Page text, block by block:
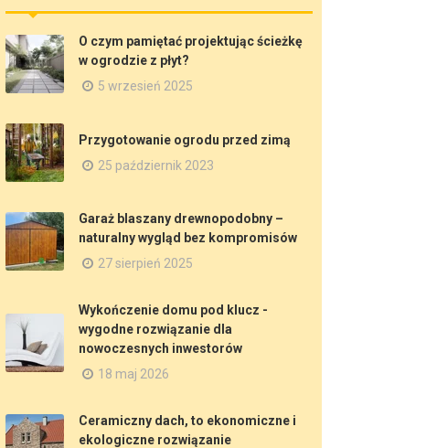
O czym pamiętać projektując ścieżkę
w ogrodzie z płyt?
5 wrzesień 2025
Przygotowanie ogrodu przed zimą
25 październik 2023
Garaż blaszany drewnopodobny –
naturalny wygląd bez kompromisów
27 sierpień 2025
Wykończenie domu pod klucz -
wygodne rozwiązanie dla
nowoczesnych inwestorów
18 maj 2026
Ceramiczny dach, to ekonomiczne i
ekologiczne rozwiązanie